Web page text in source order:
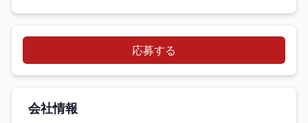
応募する
会社情報